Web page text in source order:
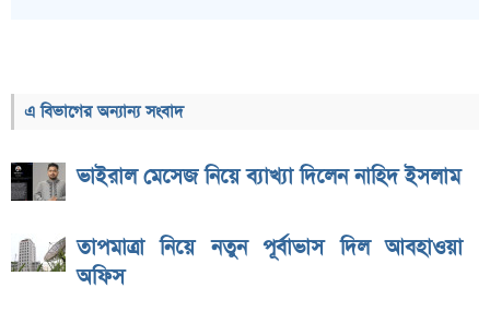
এ বিভাগের অন্যান্য সংবাদ
ভাইরাল মেসেজ নিয়ে ব্যাখ্যা দিলেন নাহিদ ইসলাম
তাপমাত্রা নিয়ে নতুন পূর্বাভাস দিল আবহাওয়া
অফিস